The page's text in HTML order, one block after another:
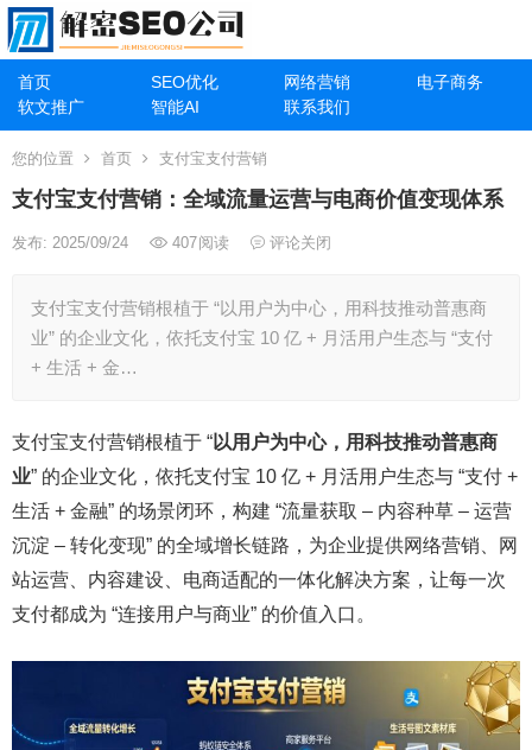
首页 SEO优化 网络营销
电子商务
软文推广
智能AI 联系我们
您的位置 首页 支付宝支付营销
支付宝支付营销：全域流量运营与电商价值变现体系
发布: 2025/09/24 407阅读 评论关闭
支付宝支付营销根植于 “以用户为中心，用科技推动普惠商
业” 的企业文化，依托支付宝 10 亿 + 月活用户生态与 “支付
+ 生活 + 金…
支付宝支付营销根植于 “以用户为中心，用科技推动普惠商
业” 的企业文化，依托支付宝 10 亿 + 月活用户生态与 “支付 +
生活 + 金融” 的场景闭环，构建 “流量获取 – 内容种草 – 运营
沉淀 – 转化变现” 的全域增长链路，为企业提供网络营销、网
站运营、内容建设、电商适配的一体化解决方案，让每一次
支付都成为 “连接用户与商业” 的价值入口。